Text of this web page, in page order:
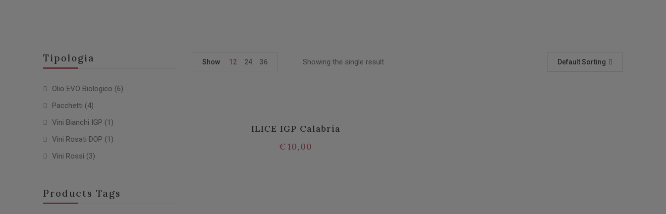
Tipologia
Olio EVO Biologico (6)
Pacchetti (4)
Vini Bianchi IGP (1)
Vini Rosati DOP (1)
Vini Rossi (3)
Products Tags
Showing the single result Default Sorting
Show 12 24 36
ILICE IGP Calabria
€ 10,00